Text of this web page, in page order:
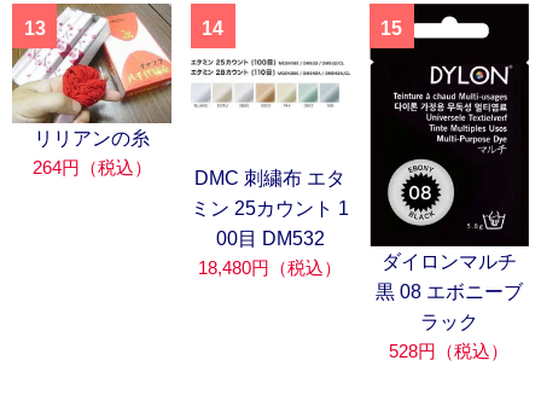
13
リリアンの糸
264円（税込）
14
DMC 刺繍布 エタ
ミン 25カウント 1
00目 DM532
18,480円（税込）
15
ダイロンマルチ
黒 08 エボニーブ
ラック
528円（税込）